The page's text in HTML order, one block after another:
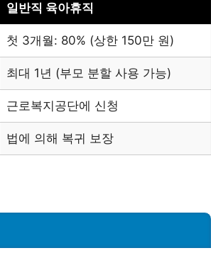
일반직 육아휴직
첫 3개월: 80% (상한 150만 원)
최대 1년 (부모 분할 사용 가능)
근로복지공단에 신청
법에 의해 복귀 보장